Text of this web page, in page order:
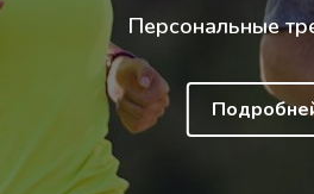
Персональные